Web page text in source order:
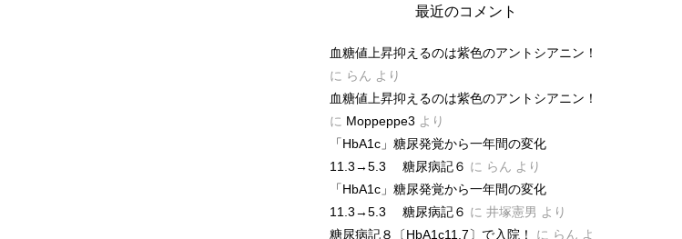
最近のコメント
血糖値上昇抑えるのは紫色のアントシアニン！
に らん より
血糖値上昇抑えるのは紫色のアントシアニン！
に Moppeppe3 より
「HbA1c」糖尿発覚から一年間の変化
11.3→5.3 糖尿病記６ に らん より
「HbA1c」糖尿発覚から一年間の変化
11.3→5.3 糖尿病記６ に 井塚憲男 より
糖尿病記８〔HbA1c11.7〕で入院！
に らん よ